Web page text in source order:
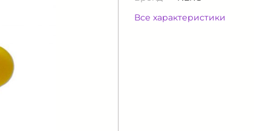
Все характеристики